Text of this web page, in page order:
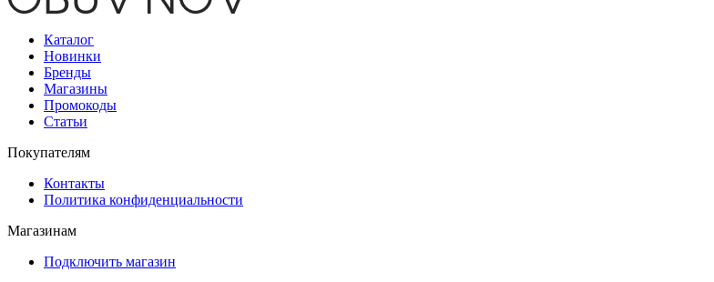
Каталог
Новинки
Бренды
Магазины
Промокоды
Статьи
Покупателям
Контакты
Политика конфиденциальности
Магазинам
Подключить магазин